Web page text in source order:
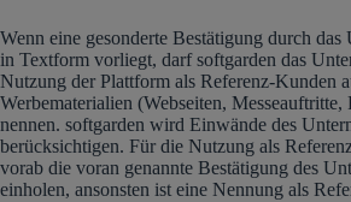
Wenn eine gesonderte Bestätigung durch das
in Textform vorliegt, darf softgarden das
Nutzung der Plattform als Referenz-Kunden
Werbematerialien (Webseiten,
nennen. softgarden wird Einwände des
berücksichtigen. Für die Nutzung als
vorab die voran genannte Bestätigung des
einholen, ansonsten ist eine Nennung als